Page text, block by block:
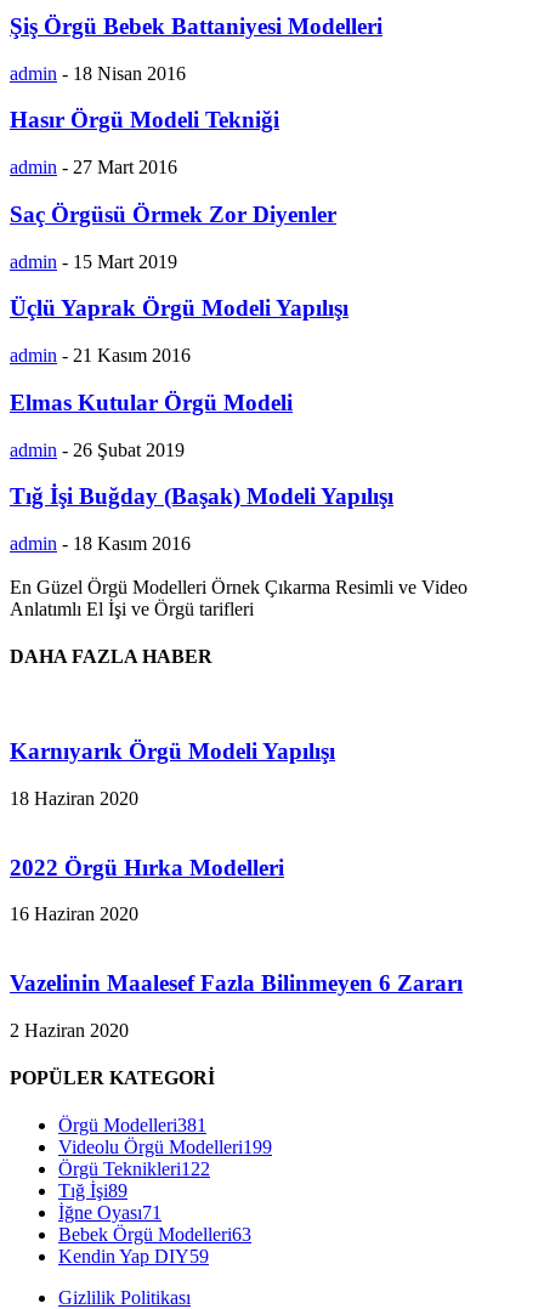
Şiş Örgü Bebek Battaniyesi Modelleri
admin - 18 Nisan 2016
Hasır Örgü Modeli Tekniği
admin - 27 Mart 2016
Saç Örgüsü Örmek Zor Diyenler
admin - 15 Mart 2019
Üçlü Yaprak Örgü Modeli Yapılışı
admin - 21 Kasım 2016
Elmas Kutular Örgü Modeli
admin - 26 Şubat 2019
Tığ İşi Buğday (Başak) Modeli Yapılışı
admin - 18 Kasım 2016
En Güzel Örgü Modelleri Örnek Çıkarma Resimli ve Video
Anlatımlı El İşi ve Örgü tarifleri
DAHA FAZLA HABER
Karnıyarık Örgü Modeli Yapılışı
18 Haziran 2020
2022 Örgü Hırka Modelleri
16 Haziran 2020
Vazelinin Maalesef Fazla Bilinmeyen 6 Zararı
2 Haziran 2020
POPÜLER KATEGORİ
Örgü Modelleri381
Videolu Örgü Modelleri199
Örgü Teknikleri122
Tığ İşi89
İğne Oyası71
Bebek Örgü Modelleri63
Kendin Yap DIY59
Gizlilik Politikası